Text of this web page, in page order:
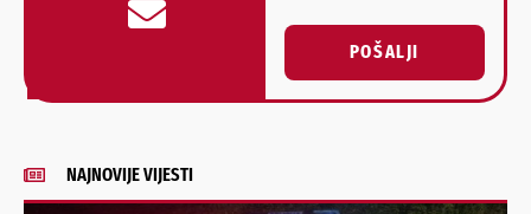
POŠALJI
Alternative:
NAJNOVIJE VIJESTI